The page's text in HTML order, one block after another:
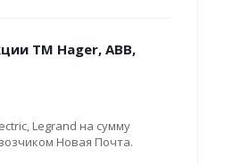
ТМ Hager, ABB,
Legrand на сумму
Новая Почта.